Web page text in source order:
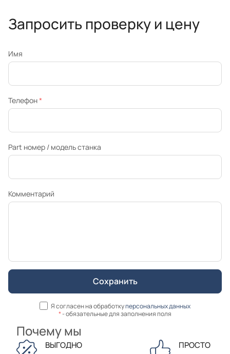
Запросить проверку и цену
Имя
Телефон*
Part номер / модель станка
Комментарий
Я согласен на обработкуперсональных данных
*- обязательные для заполнения поля
Почему мы
ВЫГОДНО ПРОСТО